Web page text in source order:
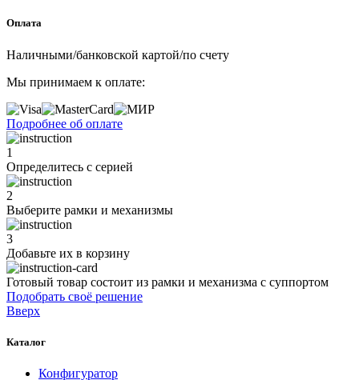
Оплата
Наличными/банковской картой/по счету
Мы принимаем к оплате:
Подробнее об оплате
1
Определитесь с серией
2
Выберите рамки и механизмы
3
Добавьте их в корзину
Готовый товар состоит из рамки и механизма с суппортом
Подобрать своё решение
Вверх
Каталог
Конфигуратор